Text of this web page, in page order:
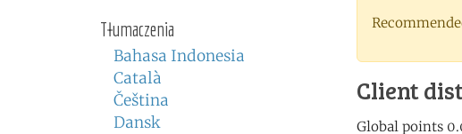
Tłumaczenia
Bahasa Indonesia
Català
Čeština
Dansk
Client